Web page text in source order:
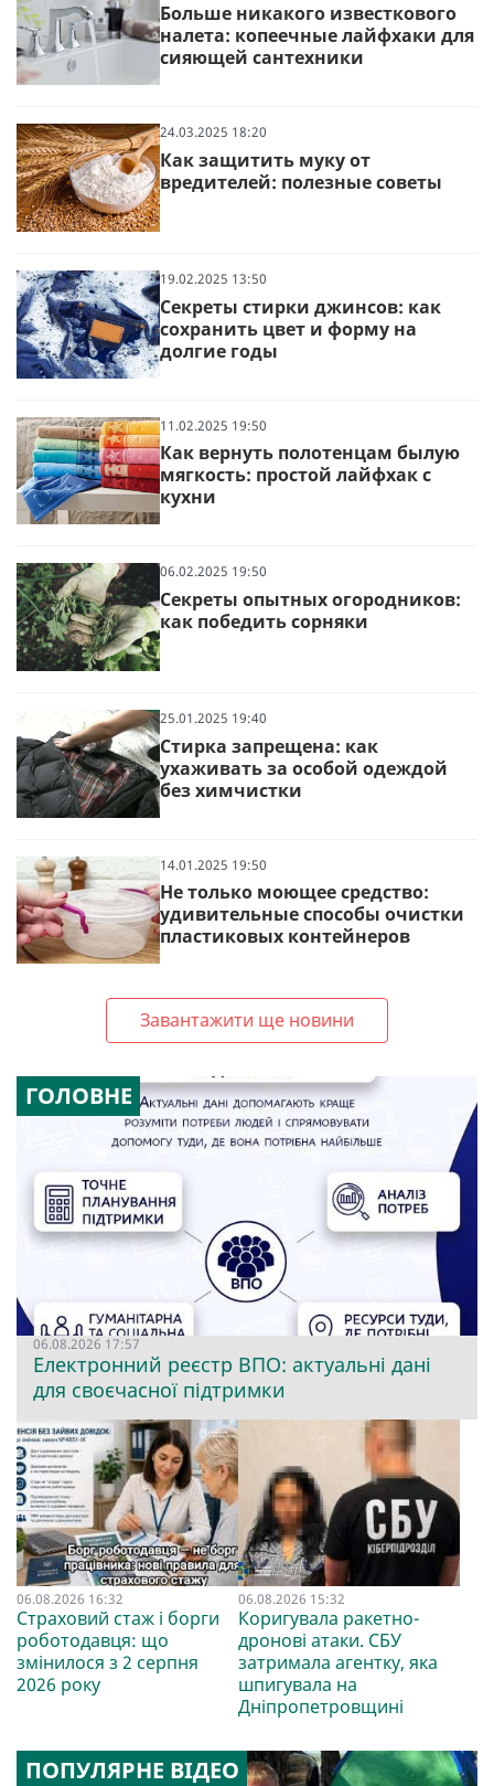
Больше никакого известкового
налета: копеечные лайфхаки для
сияющей сантехники
24.03.2025 18:20
Как защитить муку от
вредителей: полезные советы
19.02.2025 13:50
Секреты стирки джинсов: как
сохранить цвет и форму на
долгие годы
11.02.2025 19:50
Как вернуть полотенцам былую
мягкость: простой лайфхак с
кухни
06.02.2025 19:50
Секреты опытных огородников:
как победить сорняки
25.01.2025 19:40
Стирка запрещена: как
ухаживать за особой одеждой
без химчистки
14.01.2025 19:50
Не только моющее средство:
удивительные способы очистки
пластиковых контейнеров
Завантажити ще новини
ГОЛОВНЕ
06.08.2026 17:57
Електронний реєстр ВПО: актуальні дані
для своєчасної підтримки
06.08.2026 16:32
Страховий стаж і борги
роботодавця: що
змінилося з 2 серпня
2026 року
06.08.2026 15:32
Коригувала ракетно-
дронові атаки. СБУ
затримала агентку, яка
шпигувала на
Дніпропетровщині
ПОПУЛЯРНЕ ВІДЕО